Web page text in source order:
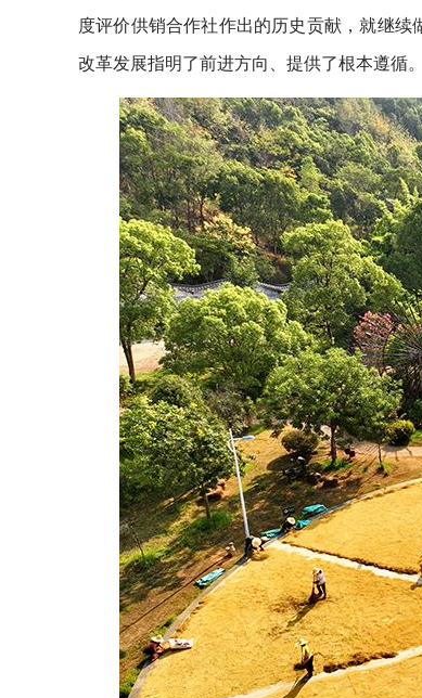
度评价供销合作社作出的历史贡献，就继
改革发展指明了前进方向、提供了根本遵循。